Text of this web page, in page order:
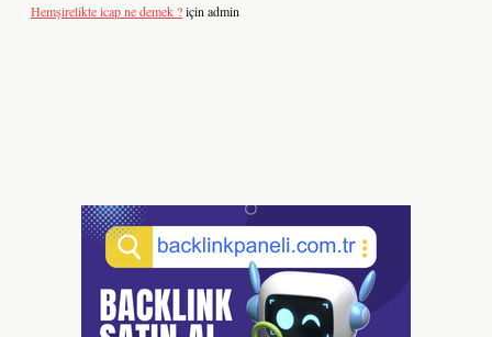
Hemşirelikte icap ne demek ?için admin